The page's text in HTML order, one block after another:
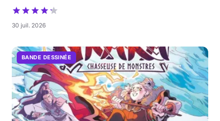
30 juil. 2026
BANDE DESSINÉE